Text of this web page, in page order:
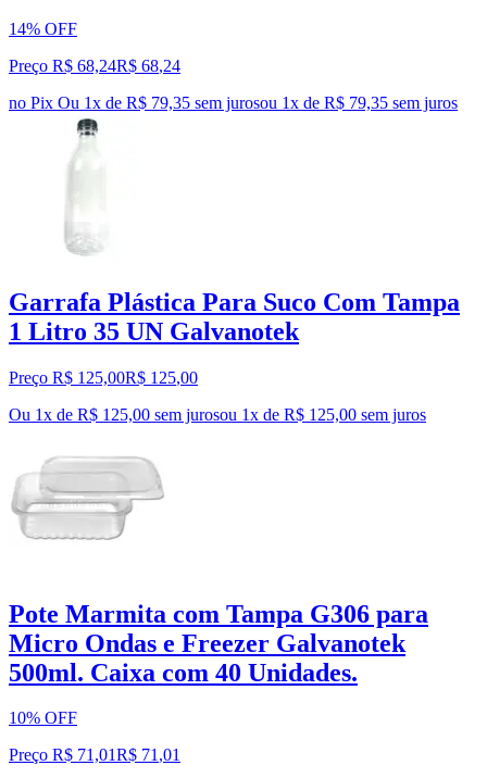
14% OFF
Preço R$ 68,24R$ 68,24
no Pix Ou 1x de R$ 79,35 sem jurosou 1x de R$ 79,35 sem juros
Garrafa Plástica Para Suco Com Tampa
1 Litro 35 UN Galvanotek
Preço R$ 125,00R$ 125,00
Ou 1x de R$ 125,00 sem jurosou 1x de R$ 125,00 sem juros
Pote Marmita com Tampa G306 para
Micro Ondas e Freezer Galvanotek
500ml. Caixa com 40 Unidades.
10% OFF
Preço R$ 71,01R$ 71,01